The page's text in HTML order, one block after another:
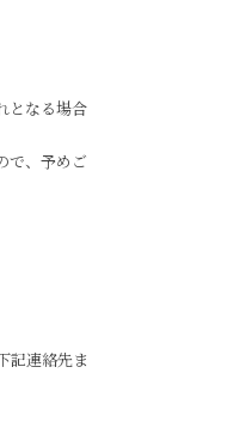
となる場合
で、予めご
記連絡先ま